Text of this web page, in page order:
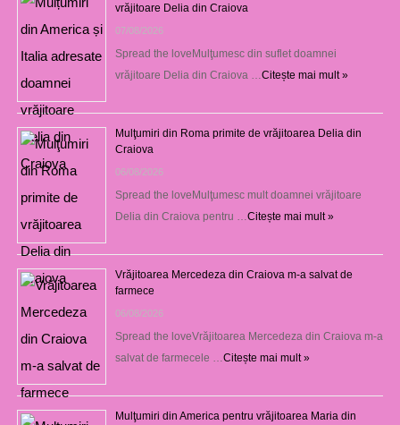
vrăjitoare Delia din Craiova
07/08/2026
Spread the loveMulţumesc din suflet doamnei
vrăjitoare Delia din Craiova …Citește mai mult »
Mulţumiri din Roma primite de vrăjitoarea Delia din
Craiova
06/08/2026
Spread the loveMulţumesc mult doamnei vrăjitoare
Delia din Craiova pentru …Citește mai mult »
Vrăjitoarea Mercedeza din Craiova m-a salvat de
farmece
06/08/2026
Spread the loveVrăjitoarea Mercedeza din Craiova m-a
salvat de farmecele …Citește mai mult »
Mulţumiri din America pentru vrăjitoarea Maria din